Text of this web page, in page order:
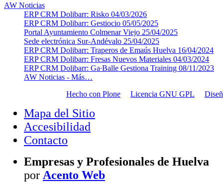
AW Noticias
ERP CRM Dolibarr: Risko 04/03/2026
ERP CRM Dolibarr: Gestiocio 05/05/2025
Portal Ayuntamiento Colmenar Viejo 25/04/2025
Sede electrónica Sur-Andévalo 25/04/2025
ERP CRM Dolibarr: Traperos de Emaús Huelva 16/04/2024
ERP CRM Dolibarr: Fresas Nuevos Materiales 04/03/2024
ERP CRM Dolibarr: Ga∙Balle Gestiona Training 08/11/2023
AW Noticias - Más…
Hecho con Plone
Licencia GNU GPL
Mapa del Sitio
Accesibilidad
Contacto
Empresas y Profesionales de Huelva
por Acento Web